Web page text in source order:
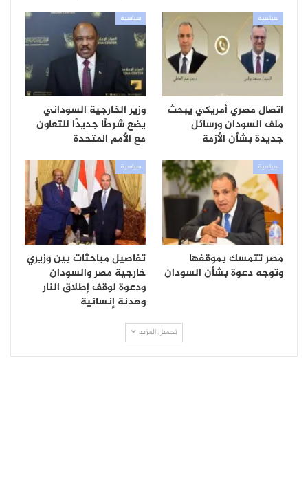
سياسية
اتصال مصري أمريكي يبحث
ملف السودان ورسائل
جديدة بشأن الأزمة
سياسية
وزير الخارجية السوداني
يضع شرطًا جديدًا للتعاون
مع الأمم المتحدة
سياسية
مصر تتمسك بموقفها
وتوجه دعوة بشأن السودان
سياسية
تفاصيل مباحثات بين وزيري
خارجية مصر والسودان
ودعوة لوقف إطلاق النار
وهدنة إنسانية
تحميل المزيد